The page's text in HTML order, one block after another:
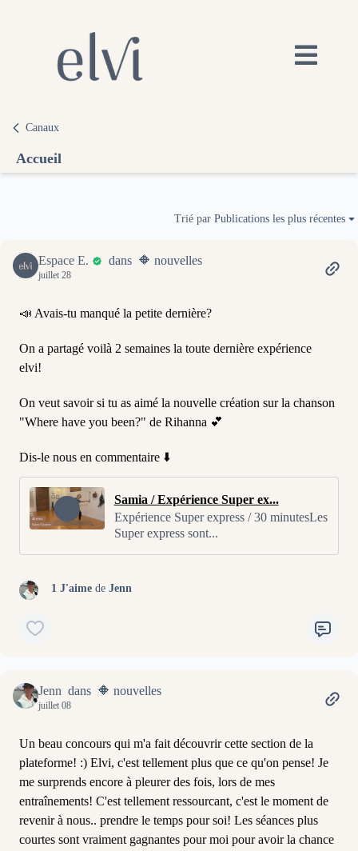
Canaux
Accueil
Trié par Publications les plus récentes
Espace E. dans 🔶 nouvelles
juillet 28
📣 Avais-tu manqué la petite dernière?
On a partagé voilà 2 semaines la toute dernière expérience
elvi!
On veut savoir si tu as aimé la nouvelle création sur la chanson
"Where have you been?" de Rihanna 💕
Dis-le nous en commentaire ⬇️
Samia / Expérience Super ex...
Expérience Super express / 30 minutesLes
Super express sont...
1 J'aime de Jenn
Jenn dans 🔶 nouvelles
juillet 08
Un beau concours qui m'a fait découvrir cette section de la
plateforme! :) Elvi, c'est tellement plus que ce qu'on pense! Je
me surprends encore à pleurer des fois, lors de mes
entraînements! C'est tellement ressourcant, c'est le moment de
revenir à nous.. prendre le temps pour soi! Les séances plus
courtes sont vraiment gagnantes pour moi pour avoir la chance